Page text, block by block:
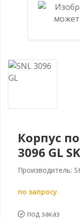
Корпус
3096 GL
Производитель:
по запросу
под заказ